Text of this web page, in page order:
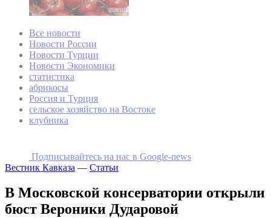
Все новости
Новости России
Новости Турции
Новости Экономики
статистика
абрикосы
Россия и Турция
сельское хозяйство на Востоке
клубника
Подписывайтесь на наc в Google-news
Вестник Кавказа — Статьи
В Московской консерватории открыли
бюст Вероники Дударовой